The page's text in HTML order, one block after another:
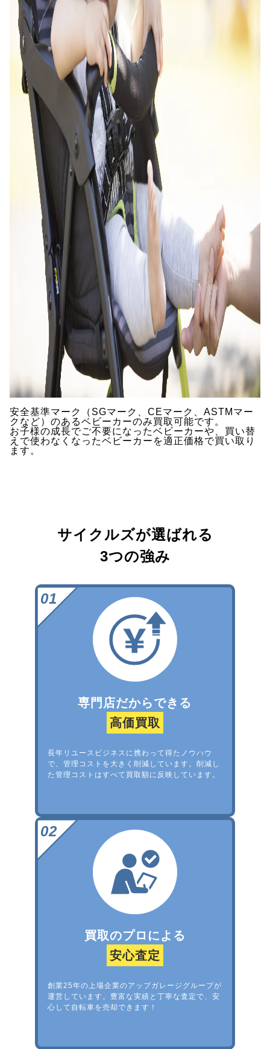
安全基準マーク（SGマーク、CEマーク、ASTMマー
クなど）のあるベビーカーのみ買取可能です。
お子様の成長でご不要になったベビーカーや、買い替
えで使わなくなったベビーカーを適正価格で買い取り
ます。
サイクルズが選ばれる
3つの強み
専門店だからできる
高価買取
長年リユースビジネスに携わって得たノウハウ
で、管理コストを大きく削減しています。削減し
た管理コストはすべて買取額に反映しています。
買取のプロによる
安心査定
創業25年の上場企業のアップガレージグループが
運営しています。豊富な実績と丁寧な査定で、安
心して自転車を売却できます！